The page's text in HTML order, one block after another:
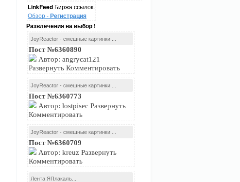
LinkFeed Биржа ссылок.
Обзор -Регистрация
Развлечения на выбор !
JoyReactor - смешные картинки ...
Пост №6360890
Автор: angrycat121
Развернуть Комментировать
JoyReactor - смешные картинки ...
Пост №6360773
Автор: lostpisec Развернуть
Комментировать
JoyReactor - смешные картинки ...
Пост №6360709
Автор: kreuz Развернуть
Комментировать
Лента ЯПлакалъ...